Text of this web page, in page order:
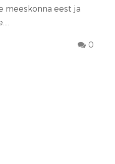
meeskonna eest ja
0